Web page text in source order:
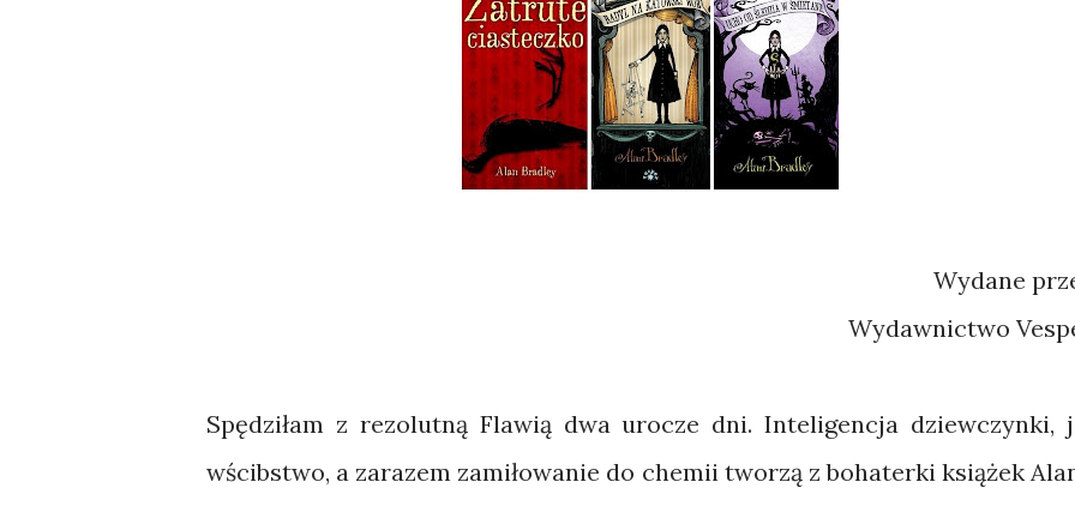
Wydane
Wydawnictwo
Spędziłam z rezolutną Flawią dwa urocze dni. Inteligencja dziewczynki,
wścibstwo, a zarazem zamiłowanie do chemii tworzą z bohaterki książek